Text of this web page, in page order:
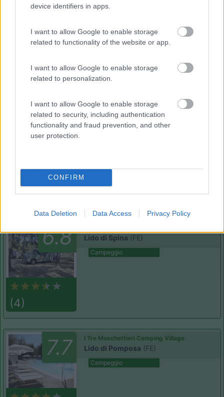
device identifiers in apps.
I want to allow Google to enable storage
related to functionality of the website or app.
I want to allow Google to enable storage
related to personalization.
I want to allow Google to enable storage
related to security, including authentication
functionality and fraud prevention, and other
user protection.
CONFIRM
Data Deletion Data Access Privacy Policy
Reno
Campeggio
9
(2)
Adria
Marina di Ravenna(RA)
6.8
(4)
Lido di Spina (FE)
Campeggio
7.7 I Tre Moschettieri Camping Village
Lido di Pomposa (FE)
Campeggio